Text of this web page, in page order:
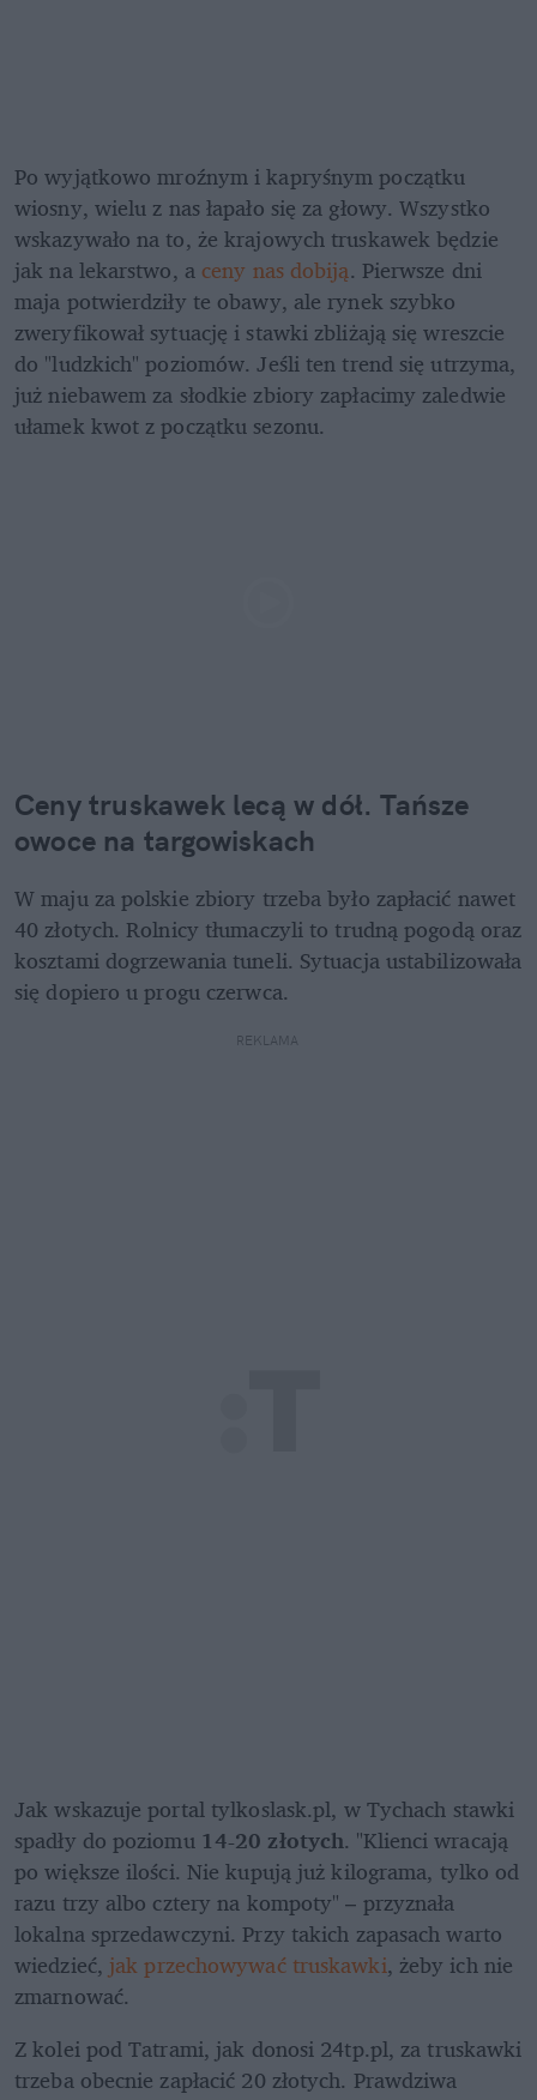
Po wyjątkowo mroźnym i kapryśnym początku
wiosny, wielu z nas łapało się za głowy. Wszystko
wskazywało na to, że krajowych truskawek będzie
jak na lekarstwo, a ceny nas dobiją. Pierwsze dni
maja potwierdziły te obawy, ale rynek szybko
zweryfikował sytuację i stawki zbliżają się wreszcie
do "ludzkich" poziomów. Jeśli ten trend się utrzyma,
już niebawem za słodkie zbiory zapłacimy zaledwie
ułamek kwot z początku sezonu.
Ceny truskawek lecą w dół. Tańsze
owoce na targowiskach
W maju za polskie zbiory trzeba było zapłacić nawet
40 złotych. Rolnicy tłumaczyli to trudną pogodą oraz
kosztami dogrzewania tuneli. Sytuacja ustabilizowała
się dopiero u progu czerwca.
REKLAMA
Jak wskazuje portal tylkoslask.pl, w Tychach stawki
spadły do poziomu 14-20 złotych. "Klienci wracają
po większe ilości. Nie kupują już kilograma, tylko od
razu trzy albo cztery na kompoty" – przyznała
lokalna sprzedawczyni. Przy takich zapasach warto
wiedzieć, jak przechowywać truskawki, żeby ich nie
zmarnować.
Z kolei pod Tatrami, jak donosi 24tp.pl, za truskawki
trzeba obecnie zapłacić 20 złotych. Prawdziwa